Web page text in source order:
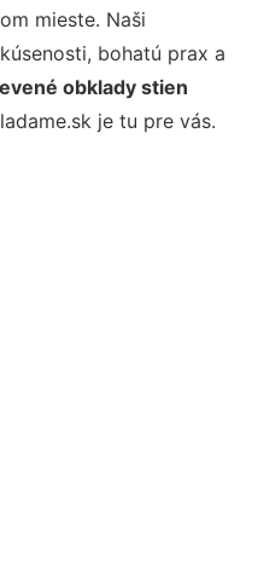
mieste. Naši
bohatú prax a
obklady stien
je tu pre vás.